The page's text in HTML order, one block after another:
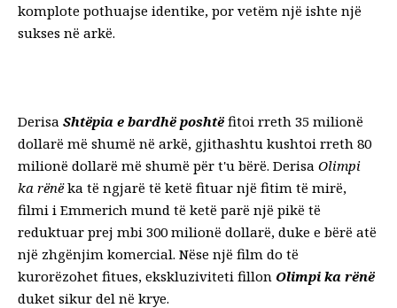
komplote pothuajse identike, por vetëm një ishte një
sukses në arkë.
Derisa Shtëpia e bardhë poshtë fitoi rreth 35 milionë
dollarë më shumë në arkë, gjithashtu kushtoi rreth 80
milionë dollarë më shumë për t'u bërë. Derisa Olimpi
ka rënëka të ngjarë të ketë fituar një fitim të mirë,
filmi i Emmerich mund të ketë parë një pikë të
reduktuar prej mbi 300 milionë dollarë, duke e bërë atë
një zhgënjim komercial. Nëse një film do të
kurorëzohet fitues, ekskluziviteti fillon Olimpi ka rënë
duket sikur del në krye.